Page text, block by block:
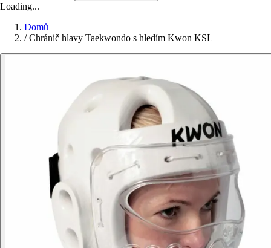
Loading...
Domů
/ Chránič hlavy Taekwondo s hledím Kwon KSL